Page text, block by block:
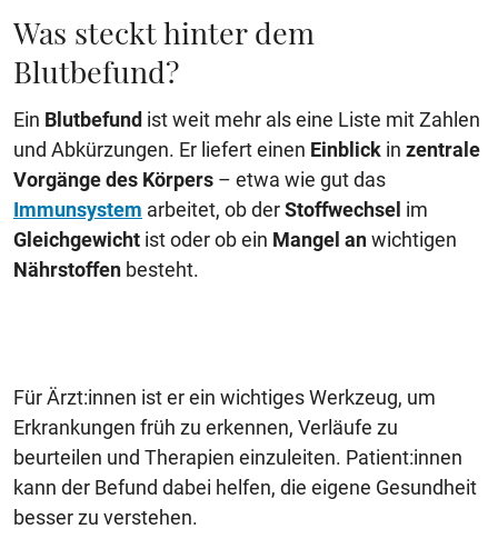
Was steckt hinter dem
Blutbefund?
Ein Blutbefund ist weit mehr als eine Liste mit Zahlen
und Abkürzungen. Er liefert einen Einblick in zentrale
Vorgänge des Körpers – etwa wie gut das
Immunsystem arbeitet, ob derStoffwechsel im
Gleichgewicht ist oder ob ein Mangel anwichtigen
Nährstoffen besteht.
Für Ärzt:innen ist er ein wichtiges Werkzeug, um
Erkrankungen früh zu erkennen, Verläufe zu
beurteilen und Therapien einzuleiten. Patient:innen
kann der Befund dabei helfen, die eigene Gesundheit
besser zu verstehen.